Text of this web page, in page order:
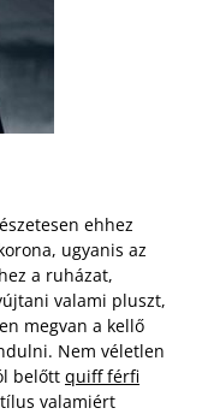
ehhez
ugyanis az
a ruházat,
valami pluszt,
megvan a kellő
Nem véletlen
belőtt quiff férfi
valamiért